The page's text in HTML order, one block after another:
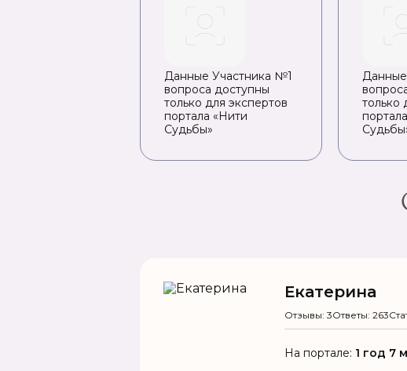
Данные Участника №1
вопроса доступны
только для экспертов
портала «Нити
Судьбы»
только
Екатерина
Отзывы: 3Ответы: 263
На портале: 1 год 7